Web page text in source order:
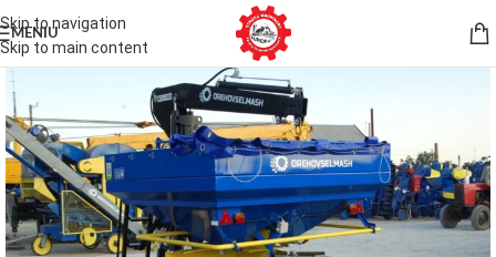
Skip to navigation
Skip to main content
MENIU